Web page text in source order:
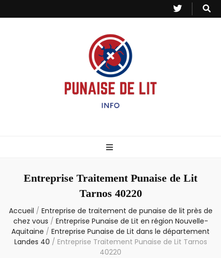
– Info
Entreprise Traitement Punaise de Lit
Tarnos 40220
Accueil / Entreprise de traitement de punaise de lit près de
chez vous / Entreprise Punaise de Lit en région Nouvelle-
Aquitaine / Entreprise Punaise de Lit dans le département
Landes 40 / Entreprise Traitement Punaise de Lit Tarnos
40220